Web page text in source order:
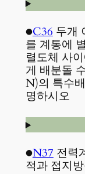
●C36 두개
를 계통에
렬도체 사
게 배분돌
N)의 특수
명하시오
●N37 전력
적과 접지